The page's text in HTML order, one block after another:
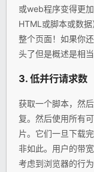
或web程序变得更
HTML或脚本或数
整个页面！如果你
头了但是概述是相当
3. 低并行请求数
获取一个脚本，然
复。然后使用所有
片。它们一旦下载
非如此。用户的带
考虑到浏览器的行为